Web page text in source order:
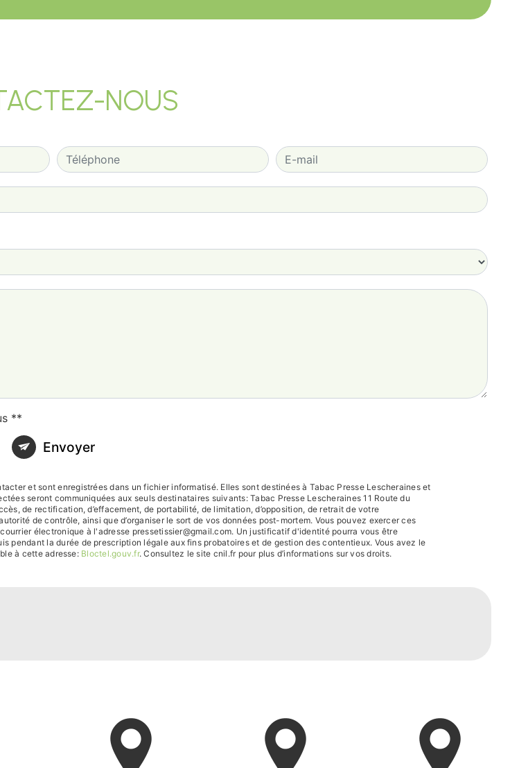
NOUS
**
Envoyer
et sont enregistrées dans un fichier informatisé. Elles sont destinées à Tabac Presse Lescheraines et
seront communiquées aux seuls destinataires suivants: Tabac Presse Lescheraines 11 Route du
de rectification, d’effacement, de portabilité, de limitation, d’opposition, de retrait de votre
de contrôle, ainsi que d’organiser le sort de vos données post-mortem. Vous pouvez exercer ces
électronique à l'adresse pressetissier@gmail.com. Un justificatif d'identité pourra vous être
pendant la durée de prescription légale aux fins probatoires et de gestion des contentieux. Vous avez le
à cette adresse: Bloctel.gouv.fr. Consultez le site cnil.fr pour plus d’informations sur vos droits.